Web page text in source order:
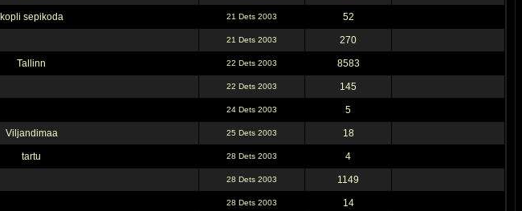
kopli sepikoda 21 Dets 2003 52
21 Dets 2003 270
Tallinn 22 Dets 2003 8583
22 Dets 2003 145
24 Dets 2003 5
Viljandimaa 25 Dets 2003 18
tartu 28 Dets 2003 4
28 Dets 2003 1149
28 Dets 2003 14